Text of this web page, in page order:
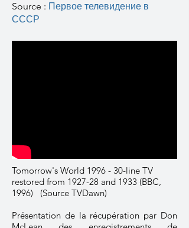
Source : Первое телевидение в
СССР
Tomorrow's World 1996 - 30-line TV
restored from 1927-28 and 1933 (BBC,
1996) (Source TVDawn)
Présentation de la récupération par Don